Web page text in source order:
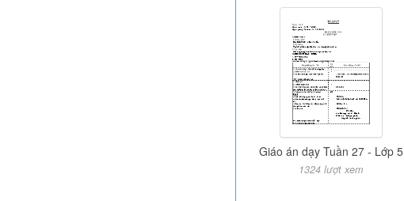
Giáo án dạy Tuần 27 - Lớp 5
1324 lượt xem